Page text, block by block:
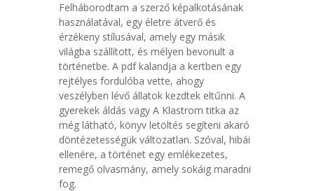
Felháborodtam a szerző képalkotásának
használatával, egy életre átverő és
érzékeny stílusával, amely egy másik
világba szállított, és mélyen bevonult a
történetbe. A pdf kalandja a kertben egy
rejtélyes fordulóba vette, ahogy
veszélyben lévő állatok kezdtek eltűnni. A
gyerekek áldás vagy A Klastrom titka az
még látható, könyv letöltés segíteni akaró
döntézetességük változatlan. Szóval, hibái
ellenére, a történet egy emlékezetes,
remegő olvasmány, amely sokáig maradni
fog.